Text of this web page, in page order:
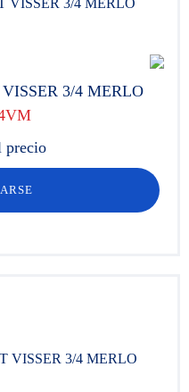
3/4 MERLO
precio